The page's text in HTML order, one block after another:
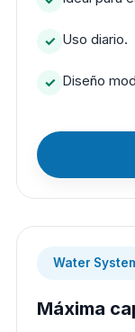
Uso diario.
Diseño
Water
Máxima